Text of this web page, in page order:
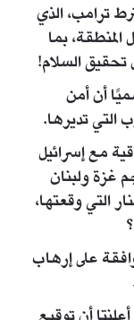
ترامب، الذي
بما
تحقيق السلام!
أن أمن
التي تديرها.
مع إسرائيل
غزة ولبنان
التي وقعتها،
على إرهاب